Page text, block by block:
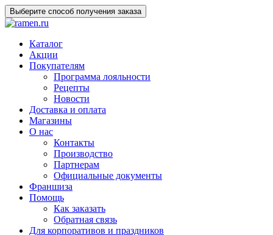
Выберите способ получения заказа
Каталог
Акции
Покупателям
Программа лояльности
Рецепты
Новости
Доставка и оплата
Магазины
О нас
Контакты
Производство
Партнерам
Официальные документы
Франшиза
Помощь
Как заказать
Обратная связь
Для корпоративов и праздников